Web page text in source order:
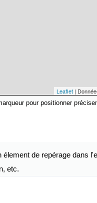
Leaflet|
pour positionner
de repérage dans
etc.